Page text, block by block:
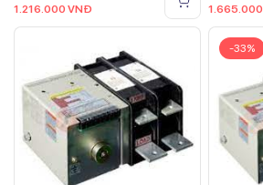
1.216.000 VNĐ
1.665.000
-33%